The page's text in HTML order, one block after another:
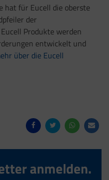
hat für Eucell die oberste
der
Produkte werden
entwickelt und
über die Eucell
anmelden.